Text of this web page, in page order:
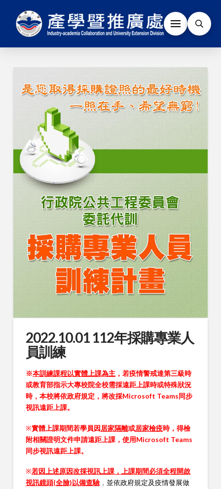
2022.10.01 112年採購專業人
員訓練
※本訓練課程以實體上課為主，若疫情警戒達第三級時
或教育部指示大專校院全校需採遠距上課時或特殊狀況
時，本校將依政府規定，將改採Microsoft Teams同步
視訊遠距上課。
※實體上課期間若學員因居家隔離或居家檢疫時，得檢
附相關證明文件申請遠距上課，使用Microsoft Teams
同步視訊遠距上課。
※若因上述原因改採視訊上課，上課期間必須全程開啟
視訊鏡頭(全臉)以備查驗， 並依政府規定及疫情發展做